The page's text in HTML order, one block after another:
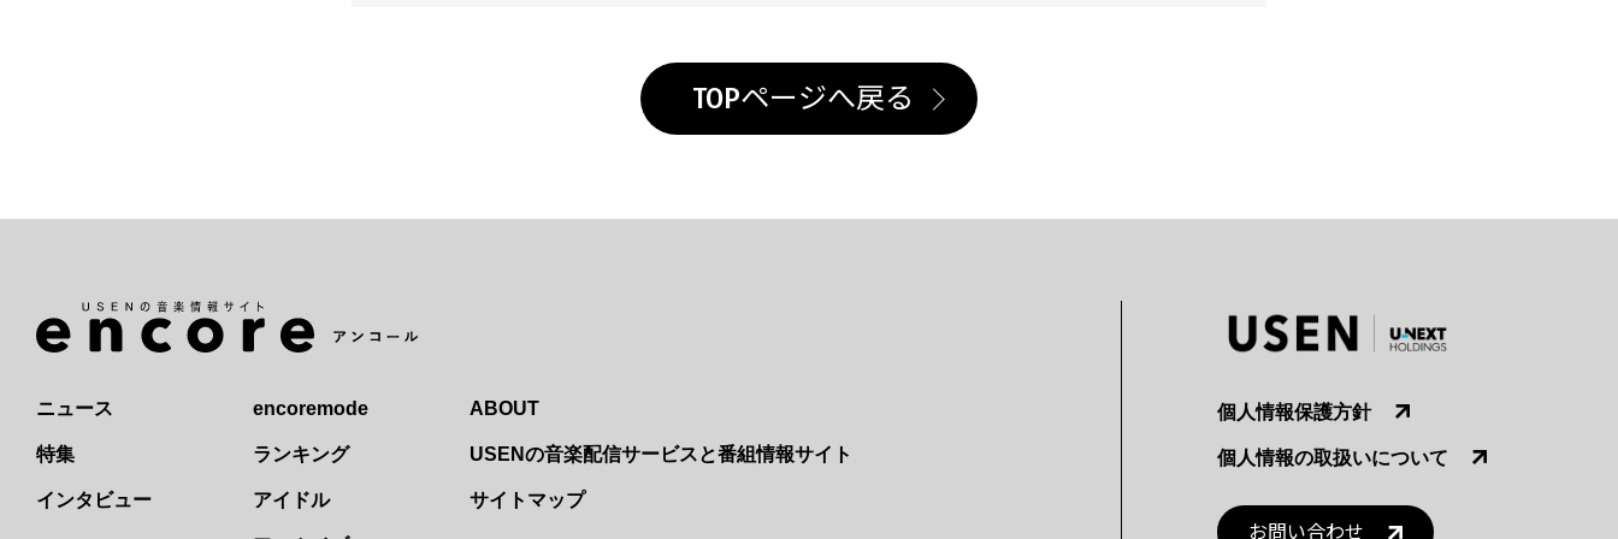
TOPページへ戻る
ニュース
特集
インタビュー
encoremode
ランキング
アイドル
ABOUT
USENの音楽配信サービスと番組情報サイト
サイトマップ
個人情報保護方針
個人情報の取扱いについて
お問い合わせ